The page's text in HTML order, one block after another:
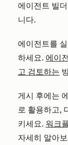
에이전트 빌
니다.
에이전트를
하세요. 에이
고 검토하는
게시 후에는
로 활용하고,
키세요. 워크
자세히 알아